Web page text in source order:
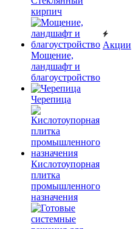
кирпич
Мощение,
ландшафт и
благоустройство
Черепица
Кислотоупорная
плитка
промышленного
назначения
Акции